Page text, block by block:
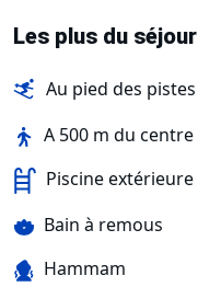
Les plus du séjour
Au pied des pistes
A 500 m du centre
Piscine extérieure
Bain à remous
Hammam